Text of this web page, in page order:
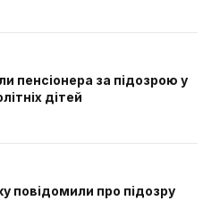
пенсіонера за підозрою у
дітей
повідомили про підозру